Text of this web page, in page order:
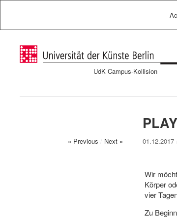
UdK Campus-Kollision
« Previous / Next » 01.12.2017
Wir
Körper
vier
Zu